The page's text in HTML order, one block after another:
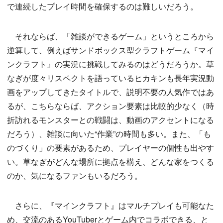
で連続したプレイ時間を確保するのは難しいだろう。
それならば、「雑談ができるゲーム」というところから
逆算して、例えばサンドボックス型クラフトゲーム『マイ
ンクラフト』の実況に挑戦してみるのはどうだろうか。草
なぎが度々リスペクトを語っているヒカキンも長年実況動
画をアップしてきたタイトルで、説明不要の人気作ではあ
るが、こちらならば、アクション要素は比較的少なく（時
折訪れるモンスターとの戦闘は、動画のアクセントになる
だろう）、雑談に向いた“作業”の時間も多い。また、「も
のづくり」の要素があるため、プレイヤーの個性も出やす
い。草なぎがどんな場所に拠点を構え、どんな家をつくる
のか、気になるファンもいるだろう。
さらに、『マインクラフト』はマルチプレイも可能なた
め、交流のあるYouTuberとゲーム内でコラボできる、と